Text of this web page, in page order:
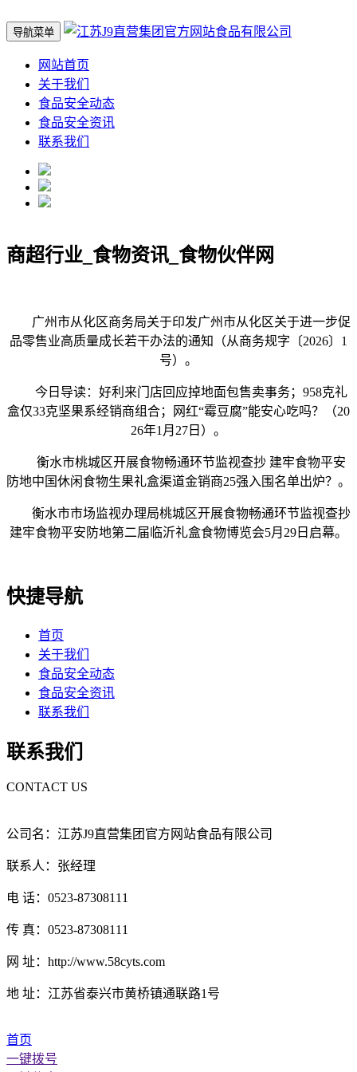
导航菜单
网站首页
关于我们
食品安全动态
食品安全资讯
联系我们
商超行业_食物资讯_食物伙伴网
广州市从化区商务局关于印发广州市从化区关于进一步促
品零售业高质量成长若干办法的通知（从商务规字〔2026〕1
号）。
今日导读：好利来门店回应掉地面包售卖事务；958克礼
盒仅33克坚果系经销商组合；网红“霉豆腐”能安心吃吗？（20
26年1月27日）。
衡水市桃城区开展食物畅通环节监视查抄 建牢食物平安
防地中国休闲食物生果礼盒渠道金销商25强入围名单出炉？。
衡水市市场监视办理局桃城区开展食物畅通环节监视查抄
建牢食物平安防地第二届临沂礼盒食物博览会5月29日启幕。
快捷导航
首页
关于我们
食品安全动态
食品安全资讯
联系我们
联系我们
CONTACT US
公司名：江苏J9直营集团官方网站食品有限公司
联系人：张经理
电 话：0523-87308111
传 真：0523-87308111
网 址：http://www.58cyts.com
地 址：江苏省泰兴市黄桥镇通联路1号
首页
一键拨号